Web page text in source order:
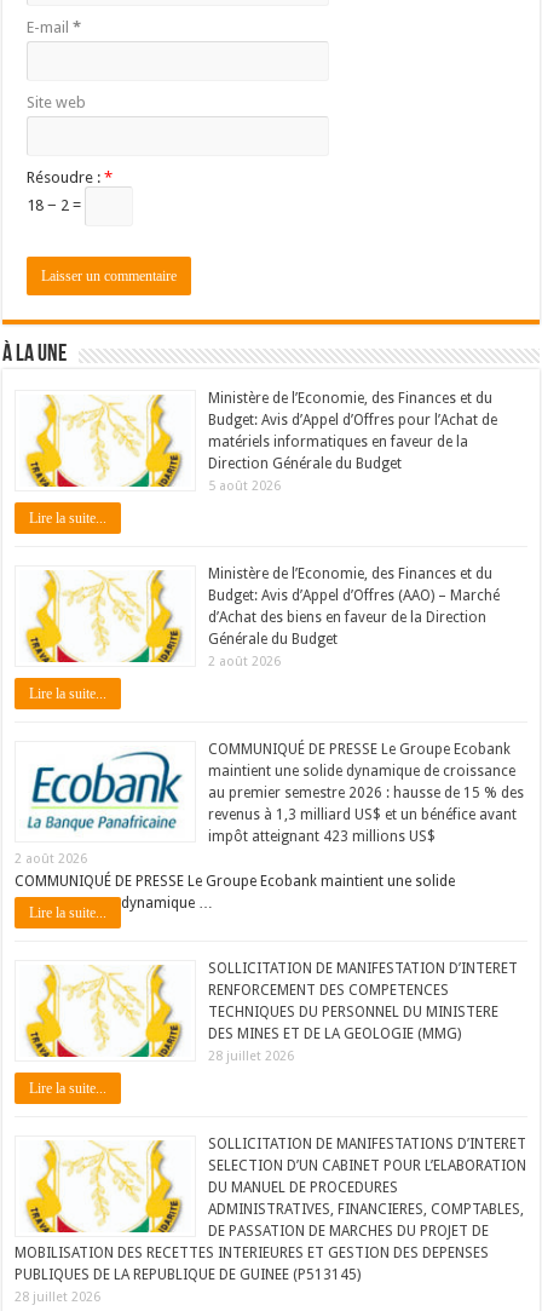
E-mail*
Site web
Résoudre :*
18 − 2 =
À LA UNE
Ministère de l’Economie, des Finances et du
Budget: Avis d’Appel d’Offres pour l’Achat de
matériels informatiques en faveur de la
Direction Générale du Budget
5 août 2026
Lire la suite...
Ministère de l’Economie, des Finances et du
Budget: Avis d’Appel d’Offres (AAO) – Marché
d’Achat des biens en faveur de la Direction
Générale du Budget
2 août 2026
Lire la suite...
COMMUNIQUÉ DE PRESSE Le Groupe Ecobank
maintient une solide dynamique de croissance
au premier semestre 2026 : hausse de 15 % des
revenus à 1,3 milliard US$ et un bénéfice avant
impôt atteignant 423 millions US$
2 août 2026
COMMUNIQUÉ DE PRESSE Le Groupe Ecobank maintient une solide
dynamique …
Lire la suite...
SOLLICITATION DE MANIFESTATION D’INTERET
RENFORCEMENT DES COMPETENCES
TECHNIQUES DU PERSONNEL DU MINISTERE
DES MINES ET DE LA GEOLOGIE (MMG)
28 juillet 2026
Lire la suite...
SOLLICITATION DE MANIFESTATIONS D’INTERET
SELECTION D’UN CABINET POUR L’ELABORATION
DU MANUEL DE PROCEDURES
ADMINISTRATIVES, FINANCIERES, COMPTABLES,
DE PASSATION DE MARCHES DU PROJET DE
MOBILISATION DES RECETTES INTERIEURES ET GESTION DES DEPENSES
PUBLIQUES DE LA REPUBLIQUE DE GUINEE (P513145)
28 juillet 2026